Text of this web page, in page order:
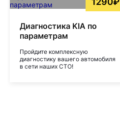
Диагностика KIA по
параметрам
Пройдите комплексную
диагностику вашего автомобиля
в сети наших СТО!